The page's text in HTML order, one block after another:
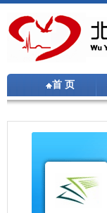
首 页